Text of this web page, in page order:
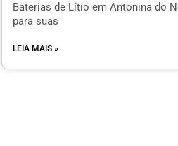
Baterias de Lítio em Antonina do
para suas
LEIA MAIS »